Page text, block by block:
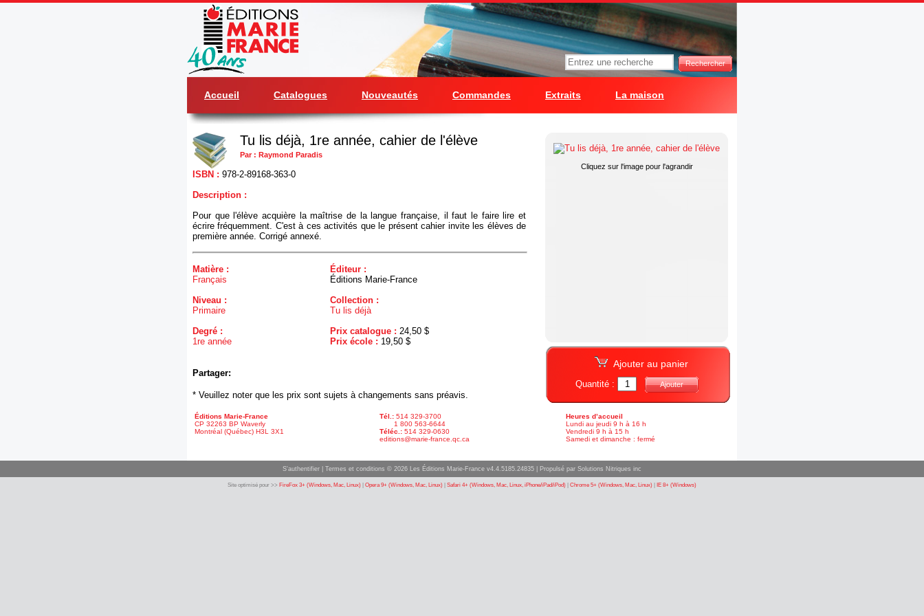
Rechercher
Accueil Catalogues Nouveautés Commandes Extraits La maison
Tu lis déjà, 1re année, cahier de l'élève
Par : Raymond Paradis
ISBN : 978-2-89168-363-0
Description :
Pour que l'élève acquière la maîtrise de la langue française, il faut le faire lire et
écrire fréquemment. C'est à ces activités que le présent cahier invite les élèves de
première année. Corrigé annexé.
Matière :
Français
Niveau :
Primaire
Degré :
1re année
Éditeur :
Éditions Marie-France
Collection :
Tu lis déjà
Prix catalogue : 24,50 $
Prix école : 19,50 $
Cliquez sur l'image pour l'agrandir
Ajouter au panier
Quantité : Ajouter
Partager:
* Veuillez noter que les prix sont sujets à changements sans préavis.
Éditions Marie-France
CP 32263 BP Waverly
Montréal (Québec) H3L 3X1
Tél.: 514 329-3700
1 800 563-6644
Téléc.: 514 329-0630
editions@marie-france.qc.ca
Heures d’accueil
Lundi au jeudi 9 h à 16 h
Vendredi 9 h à 15 h
Samedi et dimanche : fermé
S'authentifier Termes et conditions © 2026 Les Éditions Marie-France v4.4.5185.24835 | Propulsé par Solutions Nitriques inc
Site optimisé pour >> FireFox 3+ (Windows, Mac, Linux) Opera 9+ (Windows, Mac, Linux) Safari 4+ (Windows, Mac, Linux, iPhone/iPad/iPod) Chrome 5+ (Windows, Mac, Linux) IE 8+ (Windows)